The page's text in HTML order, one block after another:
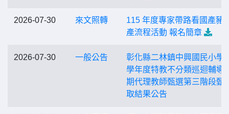
2026-07-30 來文照轉
115 年度專家帶路看國產豬
產流程活動 報名簡章
2026-07-30 一般公告
彰化縣二林鎮中興國民小學
學年度特教不分類巡迴輔導
期代理教師甄選第三階段甄
取結果公告